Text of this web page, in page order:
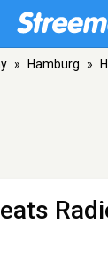
» Hamburg »